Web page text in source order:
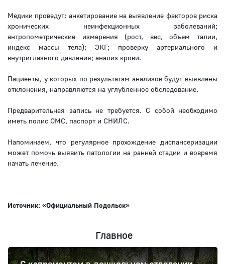
Медики проведут: анкетирование на выявление факторов риска
хронических неинфекционных заболеваний;
антропометрические измерения (рост, вес, объем талии,
индекс массы тела); ЭКГ; проверку артериального и
внутриглазного давления; анализ крови.
Пациенты, у которых по результатам анализов будут выявлены
отклонения, направляются на углубленное обследование.
Предварительная запись не требуется. С собой необходимо
иметь полис ОМС, паспорт и СНИЛС.
Напоминаем, что регулярное прохождение диспансеризации
может помочь выявить патологии на ранней стадии и вовремя
начать лечение.⁣⁣⠀
Источник: «Официальный Подольск»
Главное